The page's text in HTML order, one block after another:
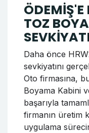
TOZ
Daha önce
sevkiyatını
Oto firmasına,
Boyama Kabini
başarıyla
firmanın üretim
uygulama